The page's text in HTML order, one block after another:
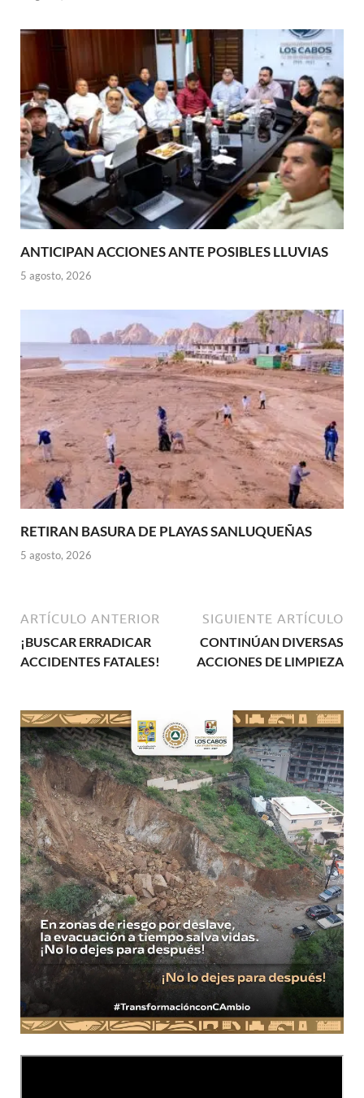
ANTICIPAN ACCIONES ANTE POSIBLES LLUVIAS
5 agosto, 2026
RETIRAN BASURA DE PLAYAS SANLUQUEÑAS
5 agosto, 2026
ARTÍCULO ANTERIOR
¡BUSCAR ERRADICAR
ACCIDENTES FATALES!
SIGUIENTE ARTÍCULO
CONTINÚAN DIVERSAS
ACCIONES DE LIMPIEZA